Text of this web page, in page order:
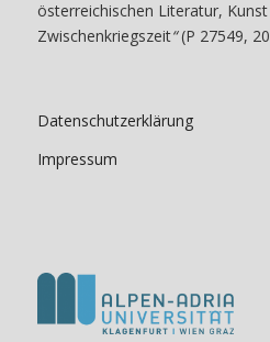
österreichischen Literatur,
Zwischenkriegszeit“(P 27549,
Datenschutzerklärung
Impressum